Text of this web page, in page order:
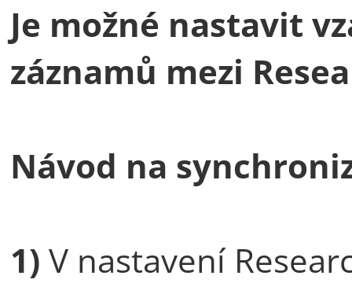
Je možné nastavit
záznamů mezi
Návod na
1) V nastavení